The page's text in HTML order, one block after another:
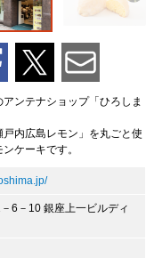
ンテナショップ「ひろしま
内広島レモン」を丸ごと使
ケーキです。
6－10 銀座上一ビルディ